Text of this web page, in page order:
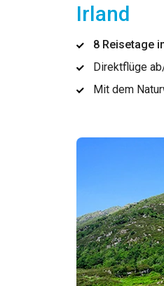
Irland
8 Reisetage
Direktflüge
Mit dem